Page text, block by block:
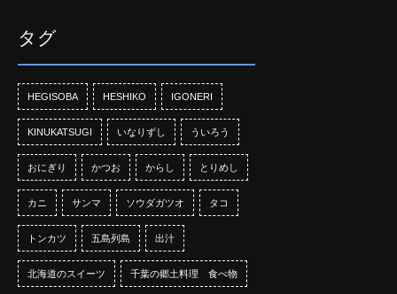
タグ
HEGISOBA HESHIKO IGONERI
KINUKATSUGI いなりずし ういろう
おにぎり かつお からし とりめし
カニ サンマ ソウダガツオ タコ
トンカツ 五島列島 出汁
北海道のスイーツ 千葉の郷土料理 食べ物